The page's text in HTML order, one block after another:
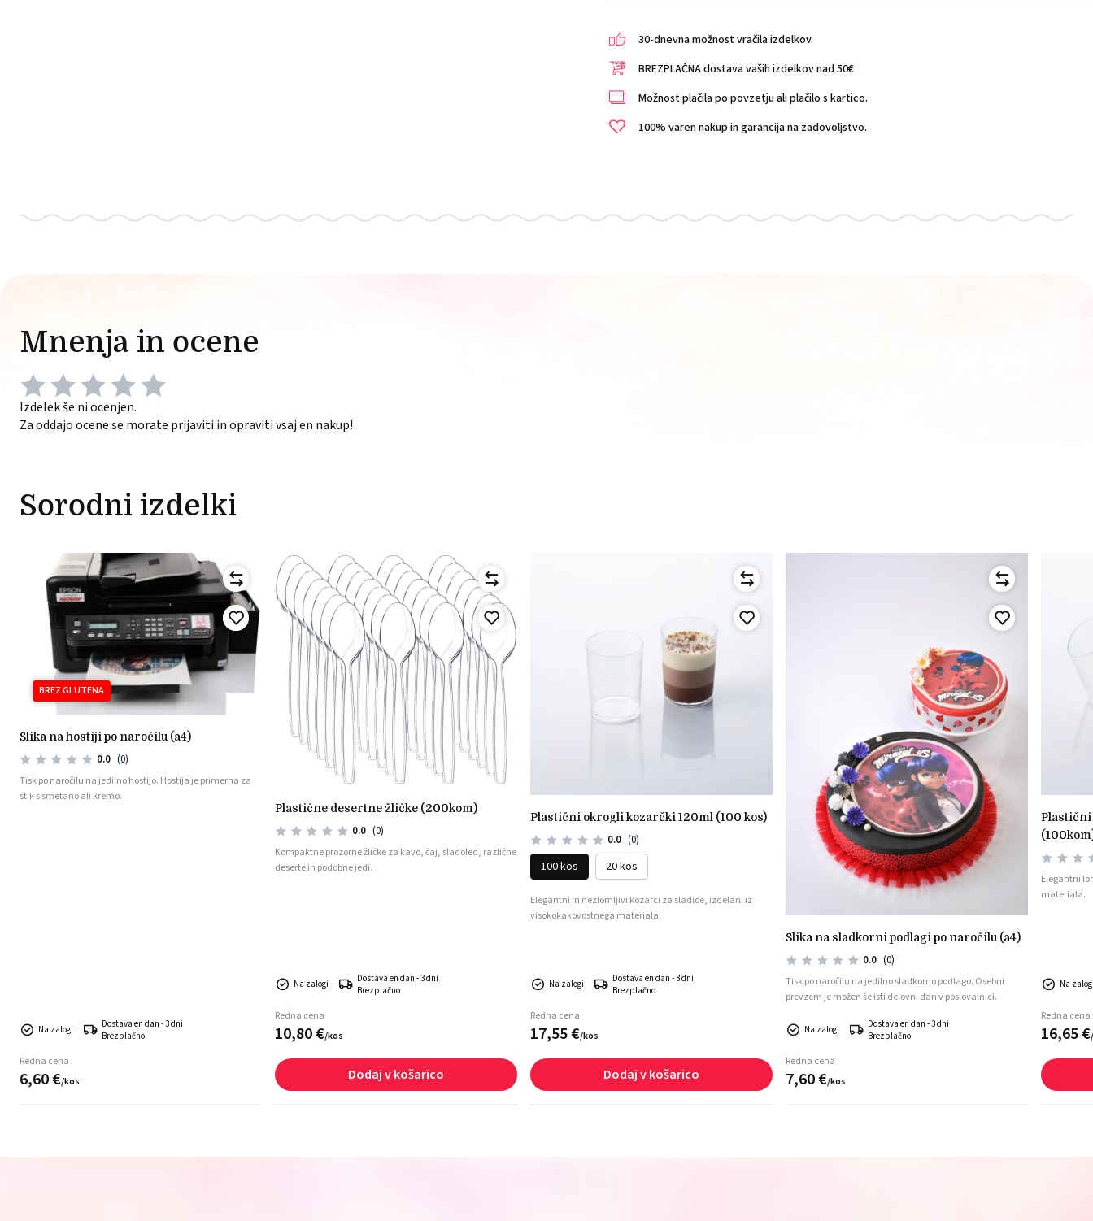
30-dnevna možnost vračila izdelkov.
BREZPLAČNA dostava vaših izdelkov nad 50€
Možnost plačila po povzetju ali plačilo s kartico.
100% varen nakup in garancija na zadovoljstvo.
Mnenja in ocene
Izdelek še ni ocenjen.
Za oddajo ocene se morate prijaviti in opraviti vsaj en nakup!
Sorodni izdelki
BREZ GLUTENA
slika na hostiji po naročilu (a4)
0.0 (0)
Tisk po naročilu na jedilno hostijo. Hostija je primerna za
stik s smetano ali kremo.
Na zalogi
Dostava en dan - 3 dni
Brezplačno
Redna cena
6,60€/kos
plastične desertne žličke (200kom)
0.0 (0)
Kompaktne prozorne žličke za kavo, čaj, sladoled, različne
deserte in podobne jedi.
Na zalogi
Dostava en dan - 3 dni
Brezplačno
Redna cena
10,80€/kos
Dodaj v košarico
plastični okrogli kozarčki 120ml (100 kos)
0.0 (0)
100 kos 20 kos
Elegantni in nezlomljivi kozarci za sladice, izdelani iz
visokokakovostnega materiala.
Na zalogi
Dostava en dan - 3 dni
Brezplačno
Redna cena
17,55€/kos
Dodaj v košarico
slika na sladkorni podlagi po naročilu (a4)
0.0 (0)
Tisk po naročilu na jedilno sladkorno podlago. Osebni
prevzem je možen še isti delovni dan v poslovalnici.
Na zalogi
Dostava en dan - 3 dni
Brezplačno
Redna cena
7,60€/kos
plastični kozarčki košarica 120ml
Elegantni
materiala.
Na
Redna cena
16,65€/